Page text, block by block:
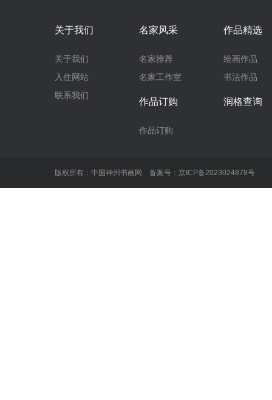
关于我们
关于我们
入住网站
联系我们
名家风采
名家推荐
名家工作室
作品精选
绘画作品
书法作品
作品订购
作品订购
润格查询
版权所有：中国神州书画网 备案号： 京ICP备2023024878号